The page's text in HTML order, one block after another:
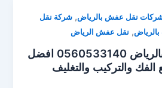
نقل عفش بالرياض,شركة نقل
, نقل عفش الرياض
شركة نقل عفش بالرياض 0560533140 افضل
والتركيب والتغليف